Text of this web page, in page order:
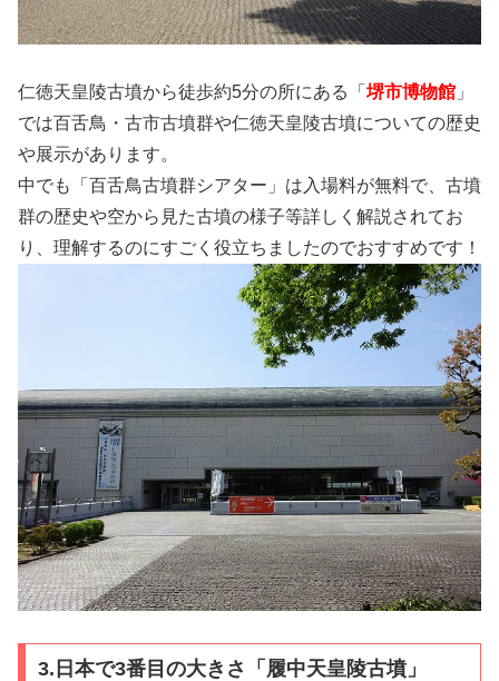
仁徳天皇陵古墳から徒歩約5分の所にある「 堺市博物館 」
では百舌鳥・古市古墳群や仁徳天皇陵古墳についての歴史
や展示があります。
中でも「百舌鳥古墳群シアター」は入場料が無料で、古墳
群の歴史や空から見た古墳の様子等詳しく解説されてお
り、理解するのにすごく役立ちましたのでおすすめです！
3.日本で3番目の大きさ「履中天皇陵古墳」